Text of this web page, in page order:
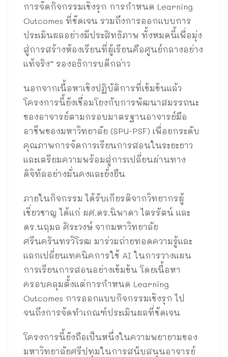
การจัดกิจกรรมเชิงรุก การกำหนด Learning
Outcomes ที่ชัดเจน รวมถึงการออกแบบการ
ประเมินผลอย่างมีประสิทธิภาพ ทั้งหมดนี้เพื่อมุ่ง
สู่การสร้างห้องเรียนที่ผู้เรียนคือศูนย์กลางอย่าง
แท้จริง” รองอธิการบดีกล่าว
นอกจากเนื้อหาเชิงปฏิบัติการที่เข้มข้นแล้ว
โครงการนี้ยังเชื่อมโยงกับการพัฒนาสมรรถนะ
ของอาจารย์ตามกรอบมาตรฐานอาจารย์มือ
อาชีพของมหาวิทยาลัย (SPU-PSF) เพื่อยกระดับ
คุณภาพการจัดการเรียนการสอนในระยะยาว
และเตรียมความพร้อมสู่การเปลี่ยนผ่านทาง
ดิจิทัลอย่างมั่นคงและยั่งยืน
ภายในกิจกรรม ได้รับเกียรติจากวิทยากรผู้
เชี่ยวชาญ ได้แก่ ผศ.ดร.นิพาดา ไตรรัตน์ และ
ดร.นฤมล ศิระวงษ์ จากมหาวิทยาลัย
ศรีนครินทรวิโรฒ มาร่วมถ่ายทอดความรู้และ
แลกเปลี่ยนเทคนิคการใช้ AI ในการวางแผน
การเรียนการสอนอย่างเข้มข้น โดยเนื้อหา
ครอบคลุมตั้งแต่การกำหนด Learning
Outcomes การออกแบบกิจกรรมเชิงรุก ไป
จนถึงการจัดทำเกณฑ์ประเมินผลที่ชัดเจน
โครงการนี้ยังถือเป็นหนึ่งในความพยายามของ
มหาวิทยาลัยศรีปทุมในการสนับสนุนอาจารย์